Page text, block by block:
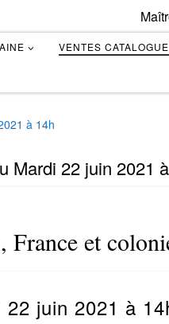
VENTES
à 14h
Mardi 22 juin 2021
France et
22 juin 2021 à